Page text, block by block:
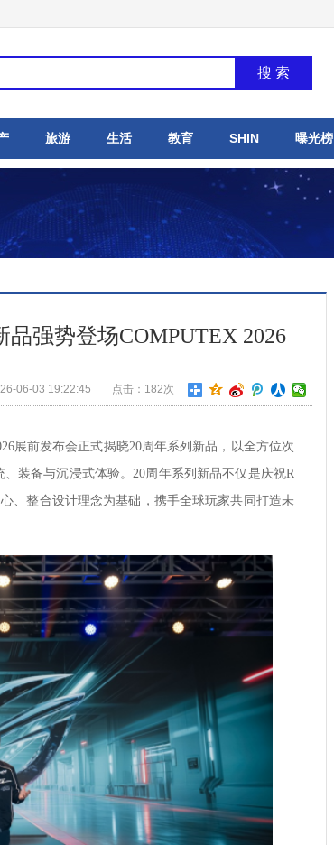
搜 索
旅游 生活 教育 SHIN 曝光榜
强势登场COMPUTEX 2026
06-03 19:22:45 点击：182次
展前发布会正式揭晓20周年系列新品，以全方位次
装备与沉浸式体验。20周年系列新品不仅是庆祝R
、整合设计理念为基础，携手全球玩家共同打造未